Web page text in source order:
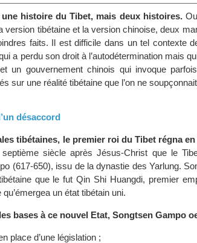
une histoire du Tibet, mais deux histoires.Ou
version tibétaine et la version chinoise, deux
faits. Il est difficile dans un tel contexte
a perdu son droit à l’autodétermination mais
un gouvernement chinois qui invoque
sur une réalité tibétaine que l’on ne
désaccord
tibétaines, le premier roi du Tibet régna
septième siècle après Jésus-Christ que le
(617-650), issu de la dynastie des Yarlung.
que le fut Qin Shi Huangdi, premier
un état tibétain uni.
bases à ce nouvel Etat, Songtsen Gampo
place d’une législation ;